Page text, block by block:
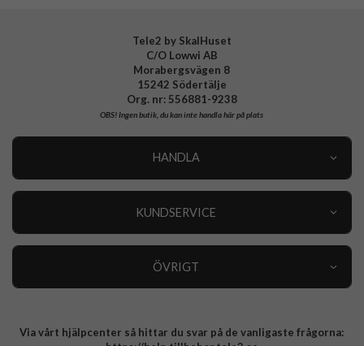
Tele2 by SkalHuset
C/O Lowwi AB
Morabergsvägen 8
15242 Södertälje
Org. nr: 556881-9238
OBS!Ingen butik, du kan inte handla här på plats
HANDLA
KUNDSERVICE
ÖVRIGT
Integritetspolicy
Via vårt hjälpcenter så hittar du svar på de vanligaste frågorna: